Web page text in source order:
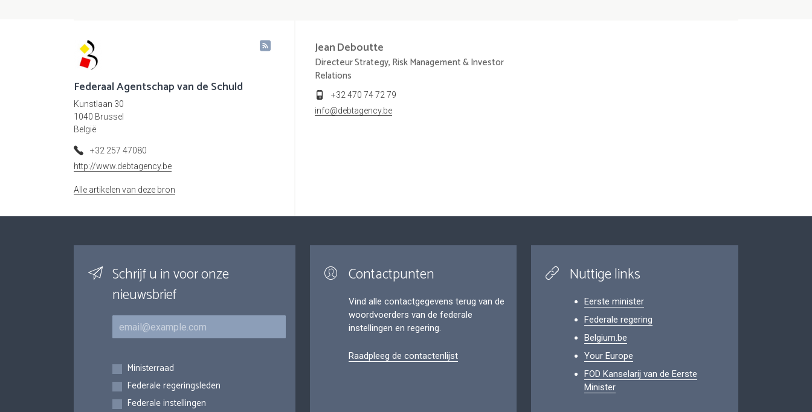
Federaal Agentschap van de Schuld
Kunstlaan 30
1040 Brussel
België
+32 257 47080
http://www.debtagency.be
Alle artikelen van deze bron
JeanDeboutte
Directeur Strategy, Risk Management & Investor
Relations
+32 470 74 72 79
info@debtagency.be
Schrijf u in voor onze
nieuwsbrief
E-mail
Inschrijvingen
Ministerraad
Federale regeringsleden
Federale instellingen
Contactpunten
Vind alle contactgegevens terug van de
woordvoerders van de federale
instellingen en regering.
Raadpleeg de contactenlijst
Nuttige links
Eerste minister
Federale regering
Belgium.be
Your Europe
FOD Kanselarij van de Eerste
Minister